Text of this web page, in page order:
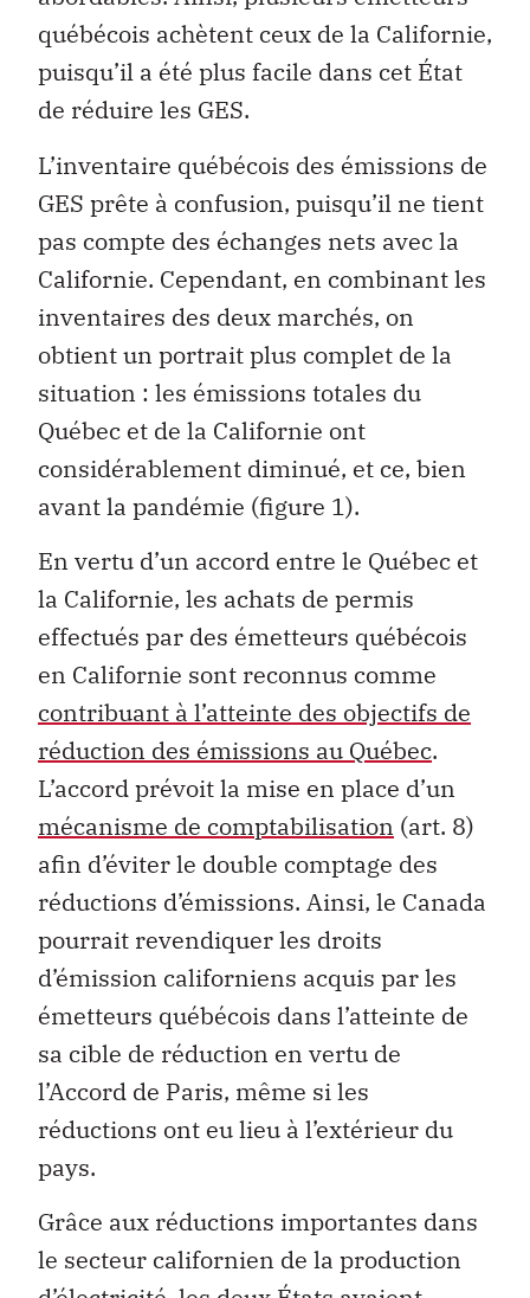
québécois achètent ceux de la Californie,
puisqu’il a été plus facile dans cet État
de réduire les GES.
L’inventaire québécois des émissions de
GES prête à confusion, puisqu’il ne tient
pas compte des échanges nets avec la
Californie. Cependant, en combinant les
inventaires des deux marchés, on
obtient un portrait plus complet de la
situation : les émissions totales du
Québec et de la Californie ont
considérablement diminué, et ce, bien
avant la pandémie (figure 1).
En vertu d’un accord entre le Québec et
la Californie, les achats de permis
effectués par des émetteurs québécois
en Californie sont reconnus comme
contribuant à l’atteinte des objectifs de
réduction des émissions au Québec.
L’accord prévoit la mise en place d’un
mécanisme de comptabilisation (art. 8)
afin d’éviter le double comptage des
réductions d’émissions. Ainsi, le Canada
pourrait revendiquer les droits
d’émission californiens acquis par les
émetteurs québécois dans l’atteinte de
sa cible de réduction en vertu de
l’Accord de Paris, même si les
réductions ont eu lieu à l’extérieur du
pays.
Grâce aux réductions importantes dans
le secteur californien de la production